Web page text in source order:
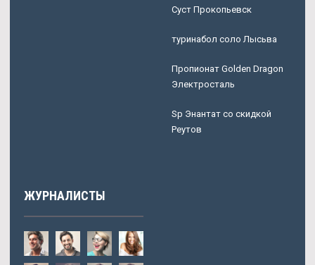
Суст Прокопьевск
туринабол соло Лысьва
Пропионат Golden Dragon
Электросталь
Sp Энантат со скидкой
Реутов
ЖУРНАЛИСТЫ